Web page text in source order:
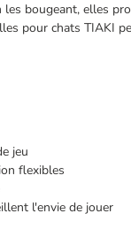
bougeant, elles
pour chats TIAKI
jeu
flexibles
l'envie de jouer